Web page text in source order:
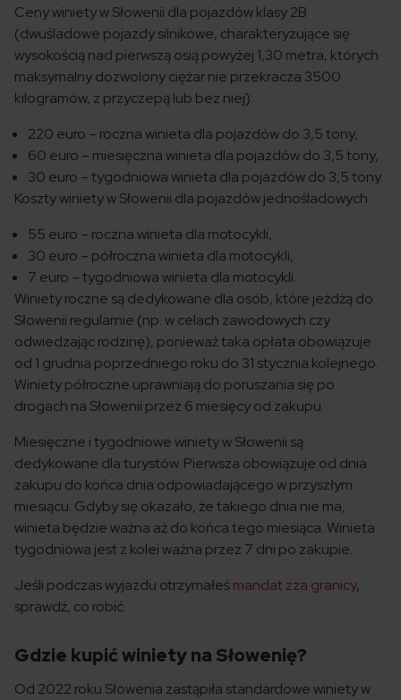
Ceny winiety w Słowenii dla pojazdów klasy 2B
(dwuśladowe pojazdy silnikowe, charakteryzujące się
wysokością nad pierwszą osią powyżej 1,30 metra, których
maksymalny dozwolony ciężar nie przekracza 3500
kilogramów, z przyczepą lub bez niej):
220 euro – roczna winieta dla pojazdów do 3,5 tony,
60 euro – miesięczna winieta dla pojazdów do 3,5 tony,
30 euro – tygodniowa winieta dla pojazdów do 3,5 tony.
Koszty winiety w Słowenii dla pojazdów jednośladowych:
55 euro – roczna winieta dla motocykli,
30 euro – półroczna winieta dla motocykli,
7 euro – tygodniowa winieta dla motocykli.
Winiety roczne są dedykowane dla osób, które jeżdżą do
Słowenii regularnie (np. w celach zawodowych czy
odwiedzając rodzinę), ponieważ taka opłata obowiązuje
od 1 grudnia poprzedniego roku do 31 stycznia kolejnego.
Winiety półroczne uprawniają do poruszania się po
drogach na Słowenii przez 6 miesięcy od zakupu.
Miesięczne i tygodniowe winiety w Słowenii są
dedykowane dla turystów. Pierwsza obowiązuje od dnia
zakupu do końca dnia odpowiadającego w przyszłym
miesiącu. Gdyby się okazało, że takiego dnia nie ma,
winieta będzie ważna aż do końca tego miesiąca. Winieta
tygodniowa jest z kolei ważna przez 7 dni po zakupie.
Jeśli podczas wyjazdu otrzymałeśmandat zza granicy,
sprawdź, co robić.
Gdzie kupić winiety na Słowenię?
Od 2022 roku Słowenia zastąpiła standardowe winiety w